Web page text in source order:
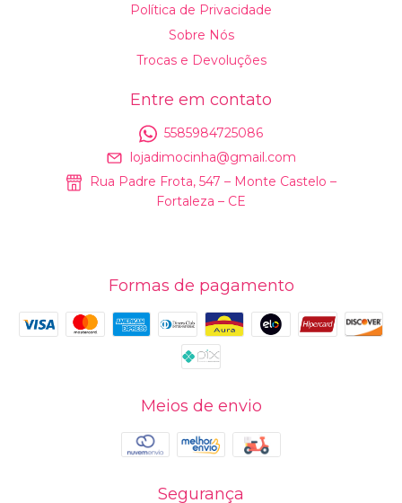
Política de Privacidade
Sobre Nós
Trocas e Devoluções
Entre em contato
5585984725086
lojadimocinha@gmail.com
Rua Padre Frota, 547 – Monte Castelo –
Fortaleza – CE
Formas de pagamento
Meios de envio
Segurança